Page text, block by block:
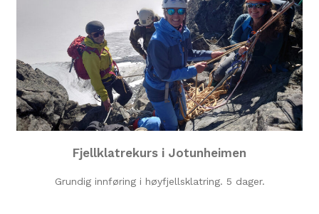
Fjellklatrekurs i Jotunheimen
Grundig innføring i høyfjellsklatring. 5 dager.